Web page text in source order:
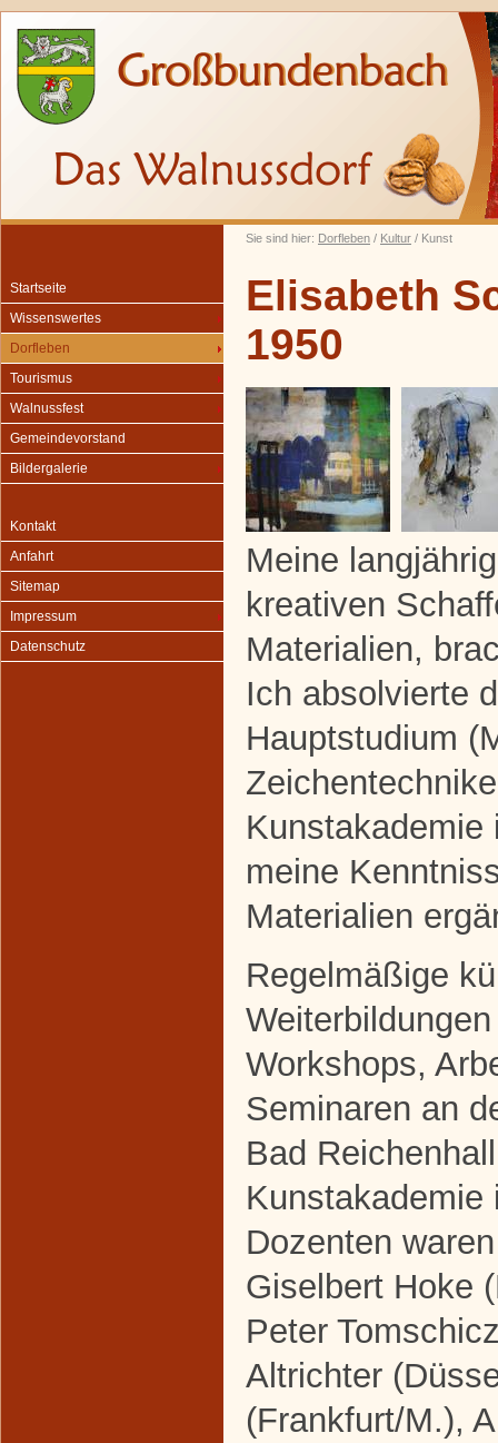
Sie sind hier: Dorfleben / Kultur / Kunst
Startseite
Wissenswertes
Dorfleben
Tourismus
Walnussfest
Gemeindevorstand
Bildergalerie
Kontakt
Anfahrt
Sitemap
Impressum
Datenschutz
Elisabeth
1950
Meine
kreativen
Materialien,
Ich absolvierte
Hauptstudium
Kunstakademie
meine
Materialien
Regelmäßige
Workshops,
Seminaren an
Bad
Kunstakademie
Dozenten
Giselbert Hoke
Peter
Altrichter
(Frankfurt/M.),